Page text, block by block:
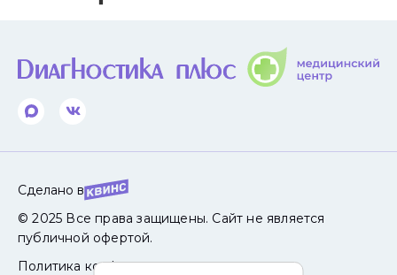
Сделано в
© 2025 Все права защищены. Сайт не является
публичной офертой.
Политика конфиденциальности